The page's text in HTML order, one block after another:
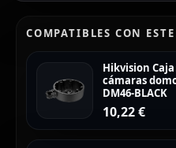
COMPATIBLES CON
Hikvision
cámaras
DM46-BLACK
10,22€